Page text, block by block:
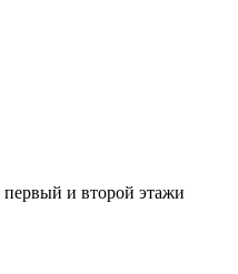
​первый и второй этажи